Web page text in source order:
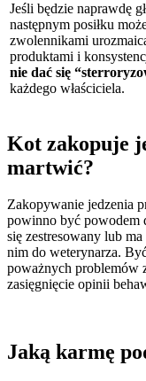
Jeśli będzie naprawdę
następnym posiłku
zwolennikami
produktami i
nie dać się
każdego właściciela.
Kot zakopuje
martwić?
Zakopywanie jedzenia
powinno być powodem
się zestresowany lub
nim do weterynarza.
poważnych problemów
zasięgnięcie opinii
Jaką karmę